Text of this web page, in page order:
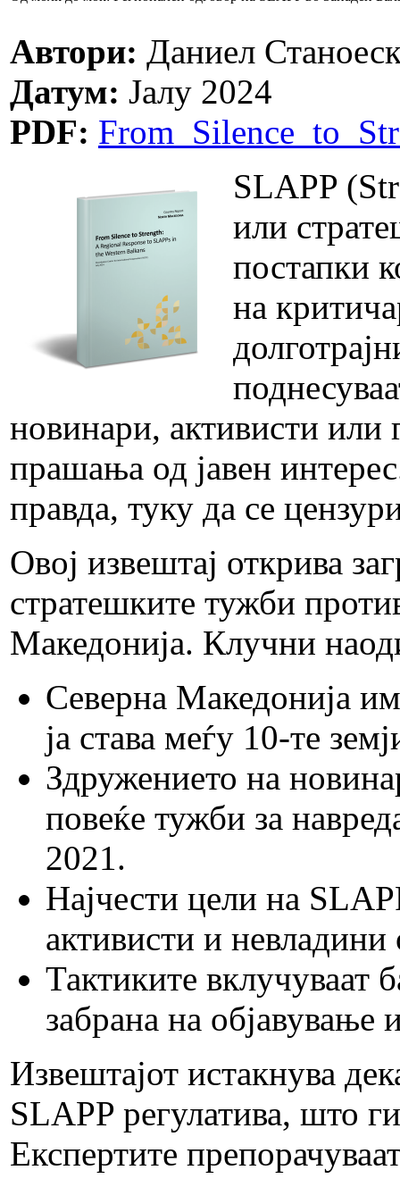
Автори: Даниел
Датум: Јалу 2024
PDF:
SLAPP
или
постапки
на
новинари, активисти или
прашања од јавен
правда, туку да се
Овој извештај открива
стратешките тужби
Македонија. Клучни
Северна Македонија
ја става меѓу 10-те
Здружението на
повеќе тужби за
2021.
Најчести цели на
активисти и невладини
Тактиките вклучуваат
забрана на објавување
Извештајот истакнува
SLAPP регулатива, што
Експертите